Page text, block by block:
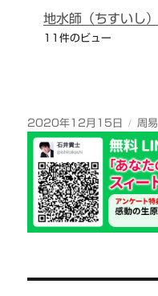
地水師（ちすいし）
11件のビュー
投
稿
2020年12月15日
カ
テ
ゴ
リ
ー
周易